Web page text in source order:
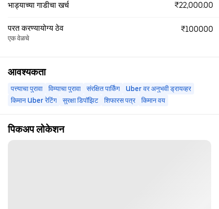
भाड्याच्या गाडीचा खर्च ₹22,000.00
परत करण्यायोग्य ठेव
एक वेळचे
₹100000
आवश्यकता
पत्त्याचा पुरावा विम्याचा पुरावा संरक्षित पार्किंग
Uber वर अनुभवी ड्रायव्हर
किमान Uber रेटिंग
सुरक्षा डिपॉझिट शिफारस पत्र किमान वय
पिकअप लोकेशन